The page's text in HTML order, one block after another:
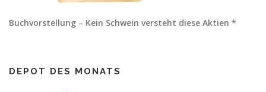
Buchvorstellung – Kein Schwein versteht diese Aktien *
DEPOT DES MONATS